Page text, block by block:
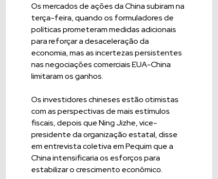
Os mercados de ações da China subiram na
terça-feira, quando os formuladores de
políticas prometeram medidas adicionais
para reforçar a desaceleração da
economia, mas as incertezas persistentes
nas negociações comerciais EUA-China
limitaram os ganhos.
Os investidores chineses estão otimistas
com as perspectivas de mais estímulos
fiscais, depois que Ning Jizhe, vice-
presidente da organização estatal, disse
em entrevista coletiva em Pequim que a
China intensificaria os esforços para
estabilizar o crescimento econômico.